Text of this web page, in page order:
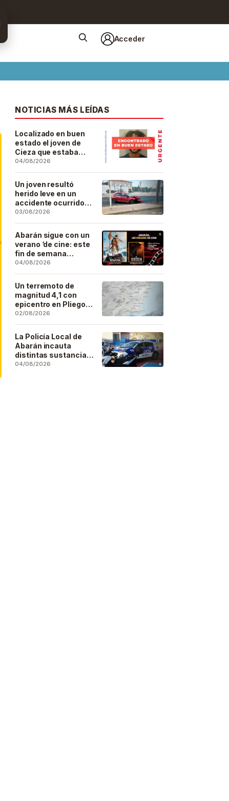
Acceder
NOTICIAS MÁS LEÍDAS
Localizado en buen
estado el joven de
Cieza que estaba
desaparecido desde
el pasado 29 de julio
04/08/2026
Un joven resultó
herido leve en un
accidente ocurrido
este lunes en la
barriada de San José
Artesano
03/08/2026
Abarán sigue con un
verano ‘de cine: este
fin de semana
Vaiana… y después,
La Odisea
04/08/2026
Un terremoto de
magnitud 4,1 con
epicentro en Pliego
se deja sentir en
buena parte de la
región
02/08/2026
La Policía Local de
Abarán incauta
distintas sustancias
estupefacientes en
04/08/2026